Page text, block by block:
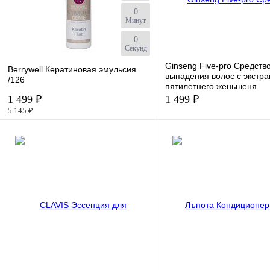
0
Минут
0
Секунд
Berrywell Кератиновая эмульсия
/126
1 499 ₽
5 145 ₽
К сравнению
Ginseng Five-pro
выпадения волос с
пятилетнего женьшеня
1 499 ₽
К сравнению
Объем (мл.)